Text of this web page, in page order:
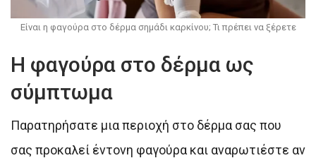
Είναι η φαγούρα στο δέρμα σημάδι καρκίνου; Τι πρέπει να ξέρετε
Η φαγούρα στο δέρμα ως
σύμπτωμα
Παρατηρήσατε μια περιοχή στο δέρμα σας που
σας προκαλεί έντονη φαγούρα και αναρωτιέστε αν